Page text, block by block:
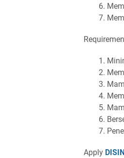
Apply DISINI